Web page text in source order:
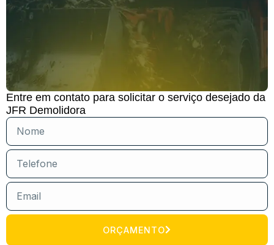
Entre em contato para solicitar o serviço desejado da
JFR Demolidora
ORÇAMENTO